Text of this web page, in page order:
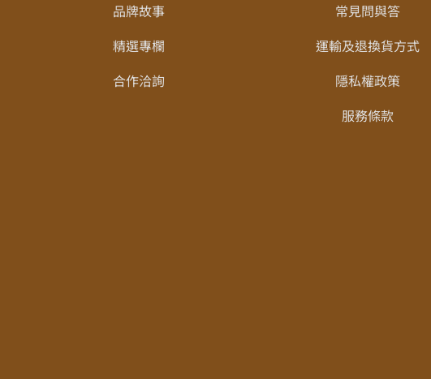
品牌故事
精選專欄
合作洽詢
常見問與答
運輸及退換貨方式
隱私權政策
服務條款